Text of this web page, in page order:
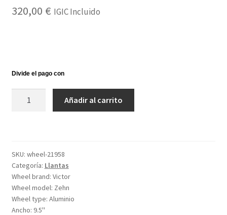
320,00 € IGIC Incluido
d71.6
cantidad
Añadir al carrito
SKU: wheel-21958
Categoría: Llantas
Wheel brand: Victor
Wheel model: Zehn
Wheel type: Aluminio
Ancho: 9.5''